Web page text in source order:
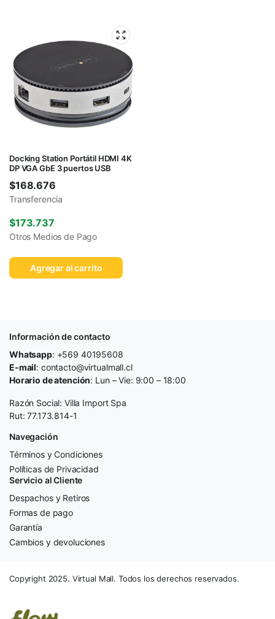
Docking Station Portátil HDMI 4K
DP VGA GbE 3 puertos USB
$168.676
Transferencia
$173.737
Otros Medios de Pago
Agregar al carrito
Información de contacto
Whatsapp: +569 40195608
E-mail: contacto@virtualmall.cl
Horario de atención: Lun – Vie: 9:00 – 18:00
Razón Social: Villa Import Spa
Rut: 77.173.814-1
Navegación
Términos y Condiciones
Políticas de Privacidad
Servicio al Cliente
Despachos y Retiros
Formas de pago
Garantía
Cambios y devoluciones
Copyright 2025. Virtual Mall. Todos los derechos reservados.